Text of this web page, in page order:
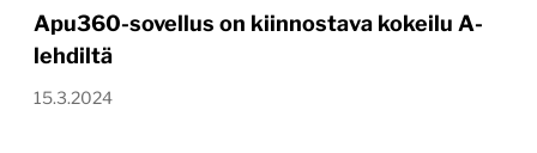
Apu360-sovellus on kiinnostava kokeilu A-
lehdiltä
15.3.2024